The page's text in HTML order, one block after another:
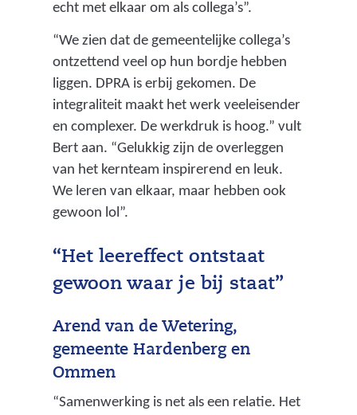
echt met elkaar om als collega’s”.
“We zien dat de gemeentelijke collega’s
ontzettend veel op hun bordje hebben
liggen. DPRA is erbij gekomen. De
integraliteit maakt het werk veeleisender
en complexer. De werkdruk is hoog.” vult
Bert aan. “Gelukkig zijn de overleggen
van het kernteam inspirerend en leuk.
We leren van elkaar, maar hebben ook
gewoon lol”.
“Het leereffect ontstaat
gewoon waar je bij staat”
Arend van de Wetering,
gemeente Hardenberg en
Ommen
“Samenwerking is net als een relatie. Het